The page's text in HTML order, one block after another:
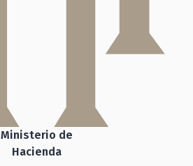
Ministerio de
Hacienda